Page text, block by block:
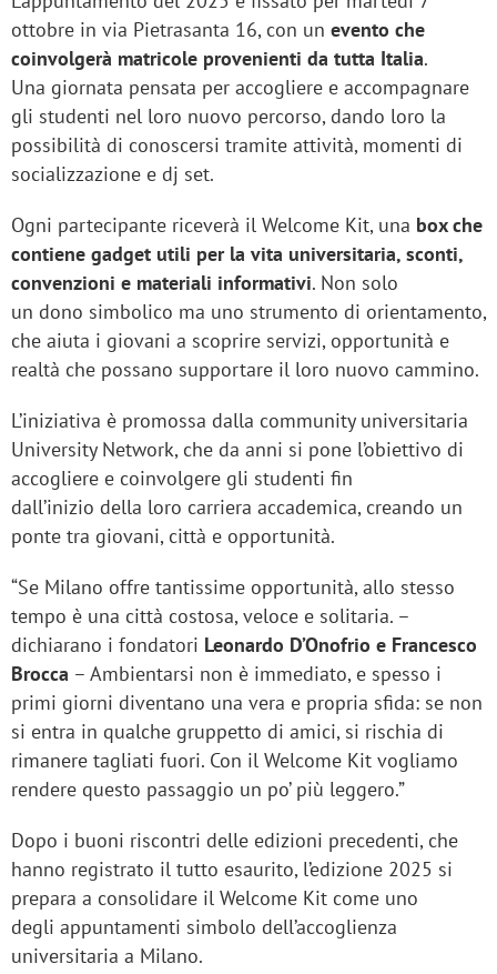
ottobre in via Pietrasanta 16, con un evento che
coinvolgerà matricole provenienti da tutta Italia.
Una giornata pensata per accogliere e accompagnare
gli studenti nel loro nuovo percorso, dando loro la
possibilità di conoscersi tramite attività, momenti di
socializzazione e dj set.
Ogni partecipante riceverà il Welcome Kit, una box che
contiene gadget utili per la vita universitaria, sconti,
convenzioni e materiali informativi. Non solo
un dono simbolico ma uno strumento di orientamento,
che aiuta i giovani a scoprire servizi, opportunità e
realtà che possano supportare il loro nuovo cammino.
L’iniziativa è promossa dalla community universitaria
University Network, che da anni si pone l’obiettivo di
accogliere e coinvolgere gli studenti fin
dall’inizio della loro carriera accademica, creando un
ponte tra giovani, città e opportunità.
“Se Milano offre tantissime opportunità, allo stesso
tempo è una città costosa, veloce e solitaria. –
dichiarano i fondatori Leonardo D’Onofrio e Francesco
Brocca – Ambientarsi non è immediato, e spesso i
primi giorni diventano una vera e propria sfida: se non
si entra in qualche gruppetto di amici, si rischia di
rimanere tagliati fuori. Con il Welcome Kit vogliamo
rendere questo passaggio un po’ più leggero.”
Dopo i buoni riscontri delle edizioni precedenti, che
hanno registrato il tutto esaurito, l’edizione 2025 si
prepara a consolidare il Welcome Kit come uno
degli appuntamenti simbolo dell’accoglienza
universitaria a Milano.